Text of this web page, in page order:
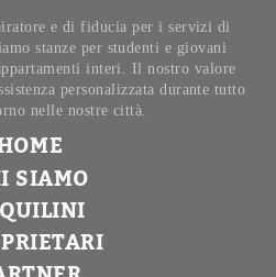
e di fiducia per i servizi di
stanze per studenti e giovani
interi. Il nostro valore
personalizzata durante tutto
nelle nostre città.
SIAMO